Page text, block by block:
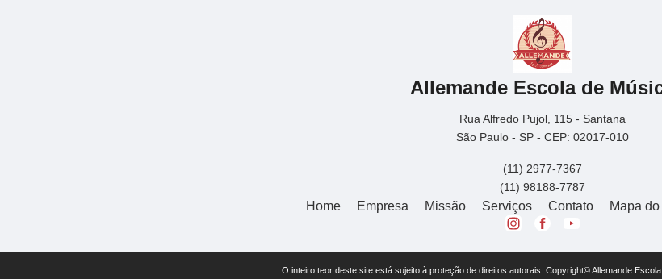
Allemande Escola de
Rua Alfredo Pujol, 115 - Santana
São Paulo - SP - CEP: 02017-010
(11) 2977-7367
(11) 98188-7787
Home Empresa Missão Serviços Contato Mapa
O inteiro teor deste site está sujeito à proteção de direitos autorais. Copyright© Allemande